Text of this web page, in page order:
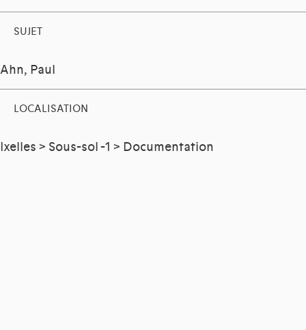
SUJET
Ahn, Paul
LOCALISATION
Ixelles > Sous-sol -1 > Documentation